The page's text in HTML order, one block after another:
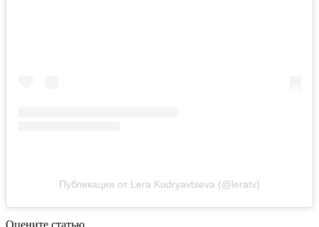
Публикация от Lera Kudryavtseva (@leratv)
Оцените статью